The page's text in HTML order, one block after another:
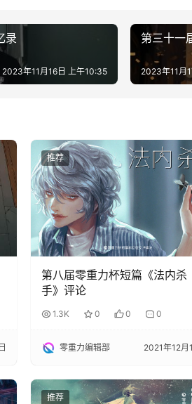
录
2023年11月16日 上午10:35
第三十一
2023年11月
推荐
第八届零重力杯短篇《法内杀
手》评论
1.3K 0 0 0
零重力编辑部 2021年12月
推荐